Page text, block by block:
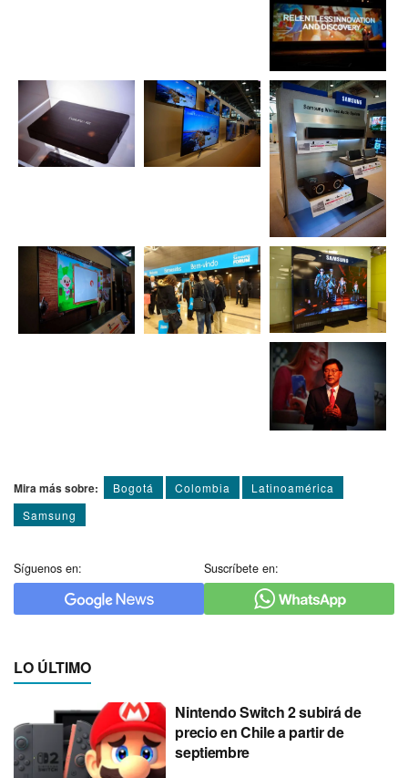
Mira más sobre: Bogotá Colombia
Latinoamérica
Samsung
Síguenos en: Suscríbete en:
LO ÚLTIMO
Nintendo Switch 2 subirá de
precio en Chile a partir de
septiembre